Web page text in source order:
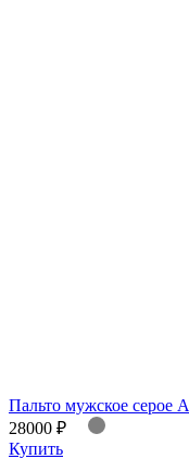
Пальто мужское серое
28000 ₽
Купить